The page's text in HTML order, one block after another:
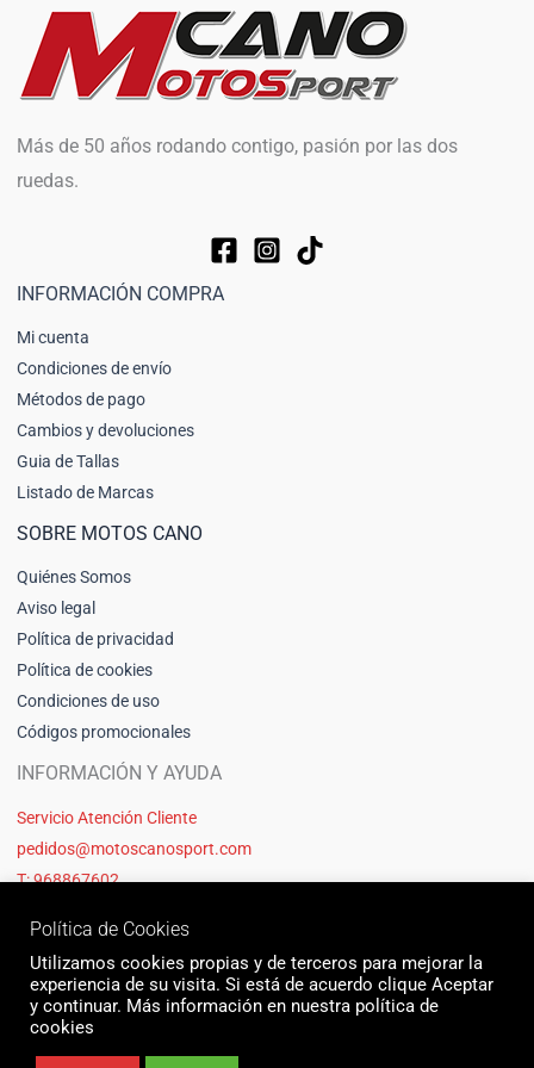
Más de 50 años rodando contigo, pasión por las dos
ruedas.
INFORMACIÓN COMPRA
Mi cuenta
Condiciones de envío
Métodos de pago
Cambios y devoluciones
Guia de Tallas
Listado de Marcas
SOBRE MOTOS CANO
Quiénes Somos
Aviso legal
Política de privacidad
Política de cookies
Condiciones de uso
Códigos promocionales
INFORMACIÓN Y AYUDA
Servicio Atención Cliente
pedidos@motoscanosport.com
T: 968867602
Política de Cookies
Utilizamos cookies propias y de terceros para mejorar la
experiencia de su visita. Si está de acuerdo clique Aceptar
y continuar. Más información en nuestra política de
cookies